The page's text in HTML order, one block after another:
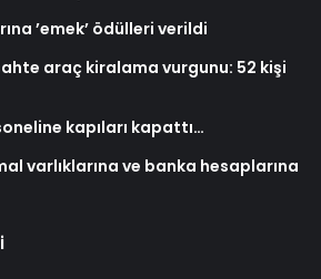
’emek’ ödülleri verildi
araç kiralama vurgunu: 52 kişi
kapıları kapattı…
varlıklarına ve banka hesaplarına